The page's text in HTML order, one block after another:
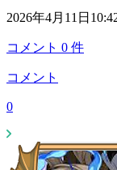
2026年4月11日
コメント 0 件
コメント
0